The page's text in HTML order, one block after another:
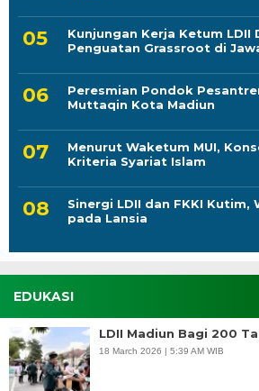
Kunjungan Kerja Ketum LDII
Penguatan Grassroot di
Peresmian Pondok
Muttaqin Kota Madiun
Menurut Waketum MUI,
Kriteria Syariat Islam
Sinergi LDII dan FKKI Kutim,
pada Lansia
EDUKASI
LDII Madiun Bagi 200
18 March 2026 | 5:39 AM WIB